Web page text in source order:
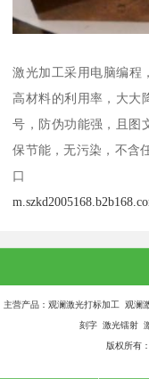
激光加工采用电脑编程
高材料的利用率，大大
号，防伪功能强，且图
保节能，无污染，不含
口
主营产品：观澜激光打标加工 观
刻字 激光镭射
版权所有